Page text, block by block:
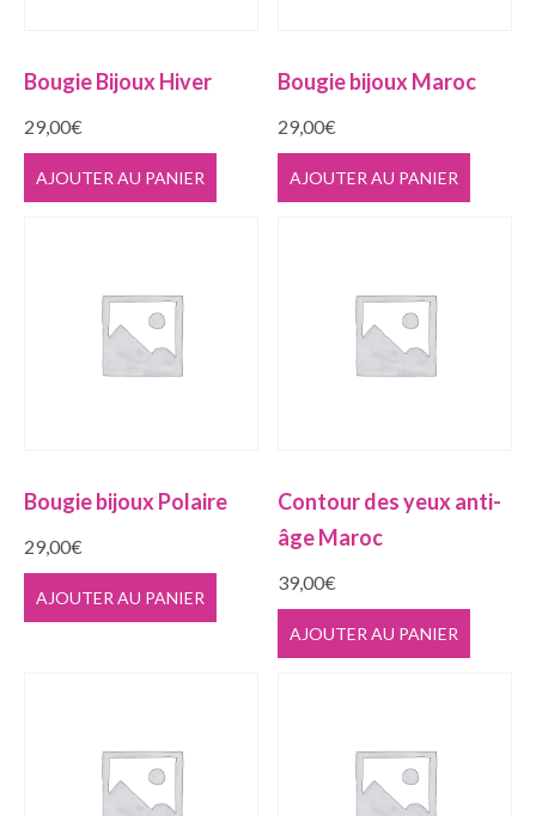
Bougie Bijoux Hiver
29,00€
AJOUTER AU PANIER
Bougie bijoux Maroc
29,00€
AJOUTER AU PANIER
Bougie bijoux Polaire
29,00€
AJOUTER AU PANIER
Contour des yeux anti-
âge Maroc
39,00€
AJOUTER AU PANIER